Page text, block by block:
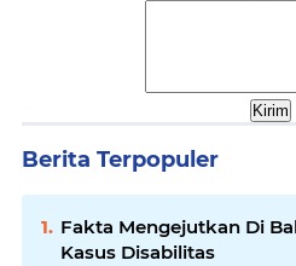
Berita Terpopuler
Fakta Mengejutkan Di
Kasus Disabilitas